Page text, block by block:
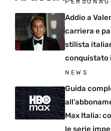
Addio a
carriera e
stilista
conquistato
NEWS
Guida
Max Italia:
le serie